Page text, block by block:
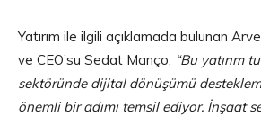
Yatırım ile ilgili açıklamada bulunan
ve CEO’su Sedat Manço, “Bu yatırım
sektöründe dijital dönüşümü
önemli bir adımı temsil ediyor. İnşaat